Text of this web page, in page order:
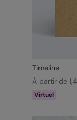
Timeline
À partir de
Virtuel